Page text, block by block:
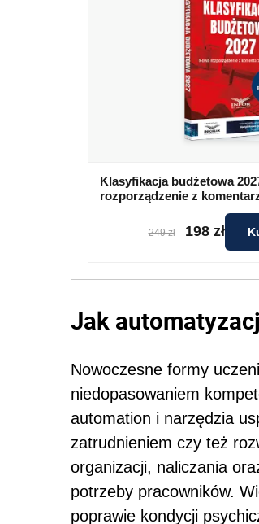
Klasyfikacja budżetowa
rozporządzenie z
249 zł 198 zł
Jak
Nowoczesne formy
niedopasowaniem
automation i narzędzia
zatrudnieniem czy też
organizacji, naliczania
potrzeby pracowników.
poprawie kondycji